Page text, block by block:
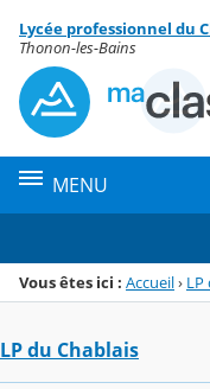
Menu de la rubrique
Contenu
Lycée professionnel du
Thonon-les-Bains
MENU
Vous êtes ici : Accueil› LP
LP du Chablais